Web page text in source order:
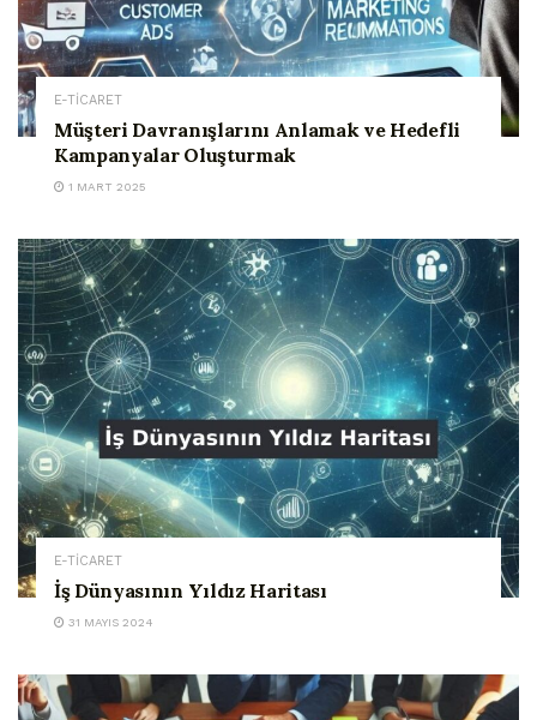
E-TİCARET
Müşteri Davranışlarını Anlamak ve Hedefli
Kampanyalar Oluşturmak
1 MART 2025
E-TİCARET
İş Dünyasının Yıldız Haritası
31 MAYIS 2024